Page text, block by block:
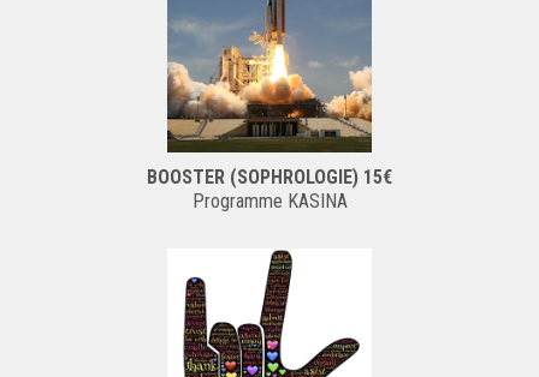
BOOSTER (SOPHROLOGIE) 15€
Programme KASINA